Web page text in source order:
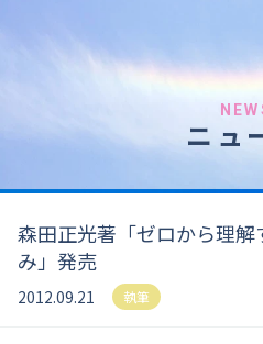
ニュ
森田正光著「ゼロから理解
み」発売
2012.09.21 執筆